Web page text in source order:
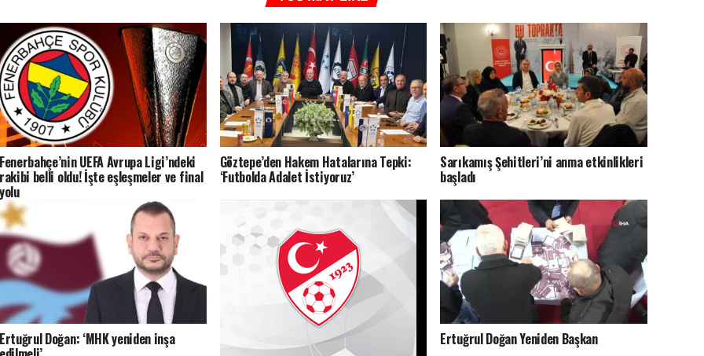
Fenerbahçe’nin UEFA Avrupa Ligi’ndeki
rakibi belli oldu! İşte eşleşmeler ve final
yolu
Göztepe’den Hakem Hatalarına Tepki:
‘Futbolda Adalet İstiyoruz’
Sarıkamış Şehitleri’ni anma etkinlikleri
başladı
Ertuğrul Doğan: ‘MHK yeniden inşa Ertuğrul Doğan Yeniden Başkan